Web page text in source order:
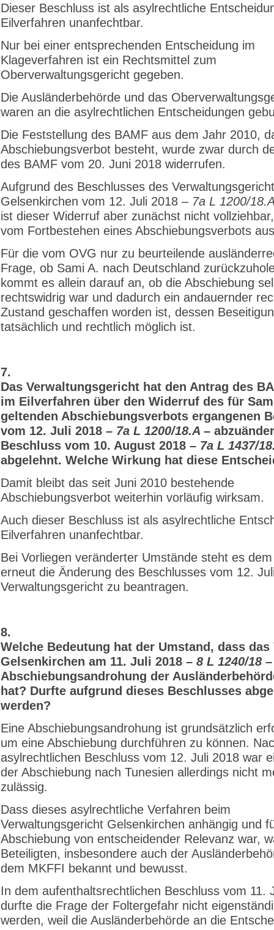
Dieser Beschluss ist als asylrechtliche
Eilverfahren unanfechtbar.
Nur bei einer entsprechenden Entscheidung im
Klageverfahren ist ein Rechtsmittel zum
Oberverwaltungsgericht gegeben.
Die Ausländerbehörde und das
waren an die asylrechtlichen Entscheidungen
Die Feststellung des BAMF aus dem Jahr 2010,
Abschiebungsverbot besteht, wurde zwar durch
des BAMF vom 20. Juni 2018 widerrufen.
Aufgrund des Beschlusses des
Gelsenkirchen vom 12. Juli 2018 – 7a L 1200/
ist dieser Widerruf aber zunächst nicht
vom Fortbestehen eines Abschiebungsverbots
Für die vom OVG nur zu beurteilende
Frage, ob Sami A. nach Deutschland
kommt es allein darauf an, ob die Abschiebung
rechtswidrig war und dadurch ein andauernder
Zustand geschaffen worden ist, dessen
tatsächlich und rechtlich möglich ist.
7.
Das Verwaltungsgericht hat den Antrag des
im Eilverfahren über den Widerruf des für
geltenden Abschiebungsverbots ergangenen
vom 12. Juli 2018 – 7a L 1200/18.A –
Beschluss vom 10. August 2018 – 7a L 1437/
abgelehnt. Welche Wirkung hat diese
Damit bleibt das seit Juni 2010 bestehende
Abschiebungsverbot weiterhin vorläufig wirksam.
Auch dieser Beschluss ist als asylrechtliche
Eilverfahren unanfechtbar.
Bei Vorliegen veränderter Umstände steht es
erneut die Änderung des Beschlusses vom 12.
Verwaltungsgericht zu beantragen.
8.
Welche Bedeutung hat der Umstand, dass das
Gelsenkirchen am 11. Juli 2018 – 8 L 1240/18 –
Abschiebungsandrohung der
hat? Durfte aufgrund dieses Beschlusses
werden?
Eine Abschiebungsandrohung ist grundsätzlich
um eine Abschiebung durchführen zu können.
asylrechtlichen Beschluss vom 12. Juli 2018 war
der Abschiebung nach Tunesien allerdings nicht
zulässig.
Dass dieses asylrechtliche Verfahren beim
Verwaltungsgericht Gelsenkirchen anhängig und
Abschiebung von entscheidender Relevanz war,
Beteiligten, insbesondere auch der
dem MKFFI bekannt und bewusst.
In dem aufenthaltsrechtlichen Beschluss vom 11.
durfte die Frage der Foltergefahr nicht
werden, weil die Ausländerbehörde an die